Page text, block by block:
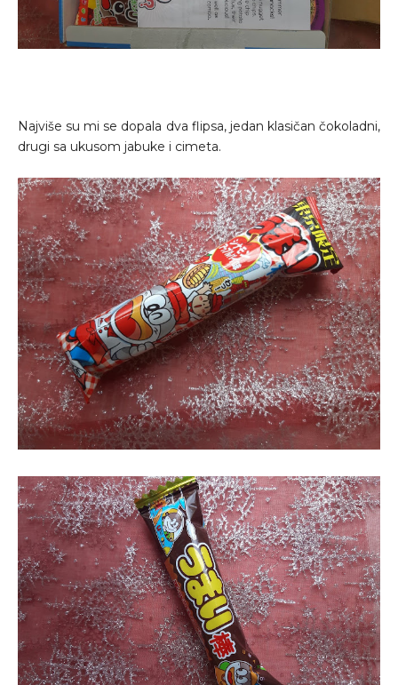
Najviše su mi se dopala dva flipsa, jedan klasičan čokoladni,
drugi sa ukusom jabuke i cimeta.